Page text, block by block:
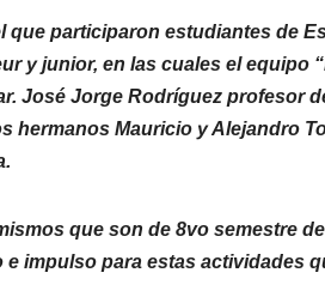
que participaron estudiantes de
y junior, en las cuales el equipo
José Jorge Rodríguez profesor
hermanos Mauricio y Alejandro
que son de 8vo semestre
impulso para estas actividades